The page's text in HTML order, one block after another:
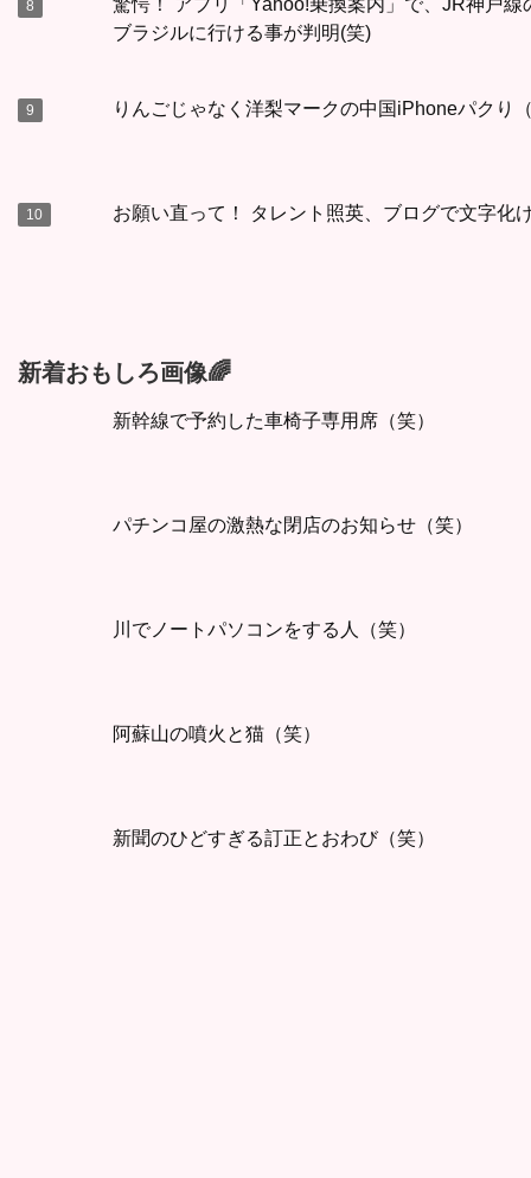
ブラジルに行ける事が判明(笑)
りんごじゃなく洋梨マークの中国iPhoneパクり
お願い直って！ タレント照英、ブログで文字化
新着おもしろ画像🌈
新幹線で予約した車椅子専用席（笑）
パチンコ屋の激熱な閉店のお知らせ（笑）
川でノートパソコンをする人（笑）
阿蘇山の噴火と猫（笑）
新聞のひどすぎる訂正とおわび（笑）